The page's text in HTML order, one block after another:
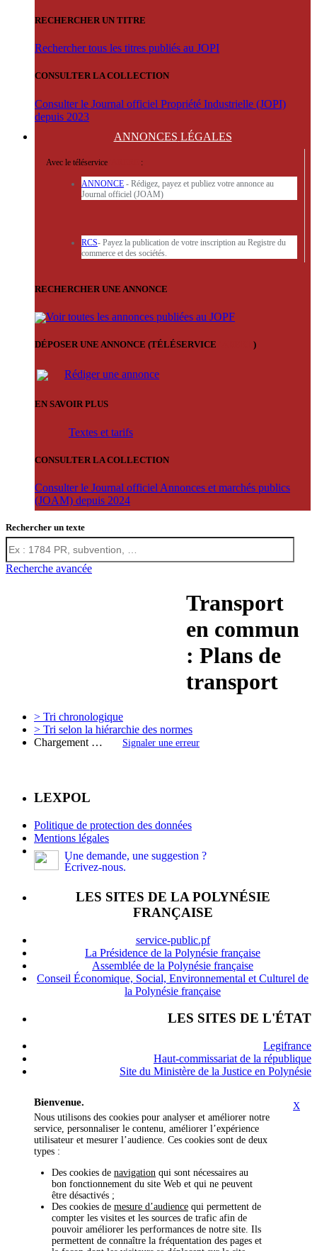
RECHERCHER UN TITRE
Rechercher tous les titres publiés au JOPI
CONSULTER LA COLLECTION
Consulter le Journal officiel Propriété Industrielle (JOPI)
depuis 2023
ANNONCES LÉGALES
Avec le téléservice :
ANNONCE - Rédigez, payez et publiez votre annonce au
Journal officiel (JOAM)
RCS- Payez la publication de votre inscription au Registre du
commerce et des sociétés.
RECHERCHER UNE ANNONCE
Voir toutes les annonces publiées au JOPF
DÉPOSER UNE ANNONCE (TÉLÉSERVICE )
Rédiger une annonce
EN SAVOIR PLUS
Textes et tarifs
CONSULTER LA COLLECTION
Consulter le Journal officiel Annonces et marchés publics
(JOAM) depuis 2024
Rechercher un texte
Recherche avancée
Transport
en commun
: Plans de
transport
> Tri chronologique
> Tri selon la hiérarchie des normes
Chargement …
Signaler une erreur
LEXPOL
Politique de protection des données
Mentions légales
Une demande, une suggestion ?
Écrivez-nous.
LES SITES DE LA POLYNÉSIE
FRANÇAISE
service-public.pf
La Présidence de la Polynésie française
Assemblée de la Polynésie française
Conseil Économique, Social, Environnemental et Culturel de
la Polynésie française
LES SITES DE L'ÉTAT
Legifrance
Haut-commissariat de la république
Site du Ministère de la Justice en Polynésie
X
Bienvenue.
Nous utilisons des cookies pour analyser et améliorer notre
service, personnaliser le contenu, améliorer l’expérience
utilisateur et mesurer l’audience. Ces cookies sont de deux
types :
Des cookies de navigation qui sont nécessaires au
bon fonctionnement du site Web et qui ne peuvent
être désactivés ;
Des cookies de mesure d’audience qui permettent de
compter les visites et les sources de trafic afin de
pouvoir améliorer les performances de notre site. Ils
permettent de connaître la fréquentation des pages et